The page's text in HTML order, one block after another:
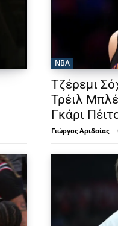
NBA
Τζέρεμι
Τρέιλ
Γκάρι
Γιώργος Αριδαίας -